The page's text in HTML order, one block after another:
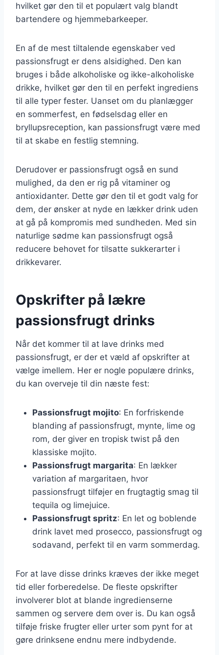
hvilket gør den til et populært valg blandt
bartendere og hjemmebarkeeper.
En af de mest tiltalende egenskaber ved
passionsfrugt er dens alsidighed. Den kan
bruges i både alkoholiske og ikke-alkoholiske
drikke, hvilket gør den til en perfekt ingrediens
til alle typer fester. Uanset om du planlægger
en sommerfest, en fødselsdag eller en
bryllupsreception, kan passionsfrugt være med
til at skabe en festlig stemning.
Derudover er passionsfrugt også en sund
mulighed, da den er rig på vitaminer og
antioxidanter. Dette gør den til et godt valg for
dem, der ønsker at nyde en lækker drink uden
at gå på kompromis med sundheden. Med sin
naturlige sødme kan passionsfrugt også
reducere behovet for tilsatte sukkerarter i
drikkevarer.
Opskrifter på lækre
passionsfrugt drinks
Når det kommer til at lave drinks med
passionsfrugt, er der et væld af opskrifter at
vælge imellem. Her er nogle populære drinks,
du kan overveje til din næste fest:
Passionsfrugt mojito: En forfriskende
blanding af passionsfrugt, mynte, lime og
rom, der giver en tropisk twist på den
klassiske mojito.
Passionsfrugt margarita: En lækker
variation af margaritaen, hvor
passionsfrugt tilføjer en frugtagtig smag til
tequila og limejuice.
Passionsfrugt spritz: En let og boblende
drink lavet med prosecco, passionsfrugt og
sodavand, perfekt til en varm sommerdag.
For at lave disse drinks kræves der ikke meget
tid eller forberedelse. De fleste opskrifter
involverer blot at blande ingredienserne
sammen og servere dem over is. Du kan også
tilføje friske frugter eller urter som pynt for at
gøre drinksene endnu mere indbydende.